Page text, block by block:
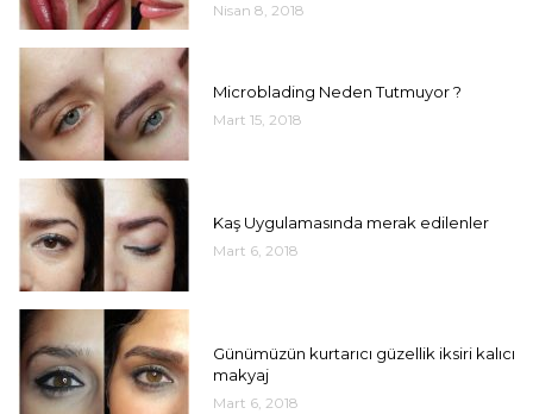
Nisan 8, 2018
Microblading Neden Tutmuyor ?
Mart 15, 2018
Kaş Uygulamasında merak edilenler
Mart 6, 2018
Günümüzün kurtarıcı güzellik iksiri kalıcı
makyaj
Mart 6, 2018